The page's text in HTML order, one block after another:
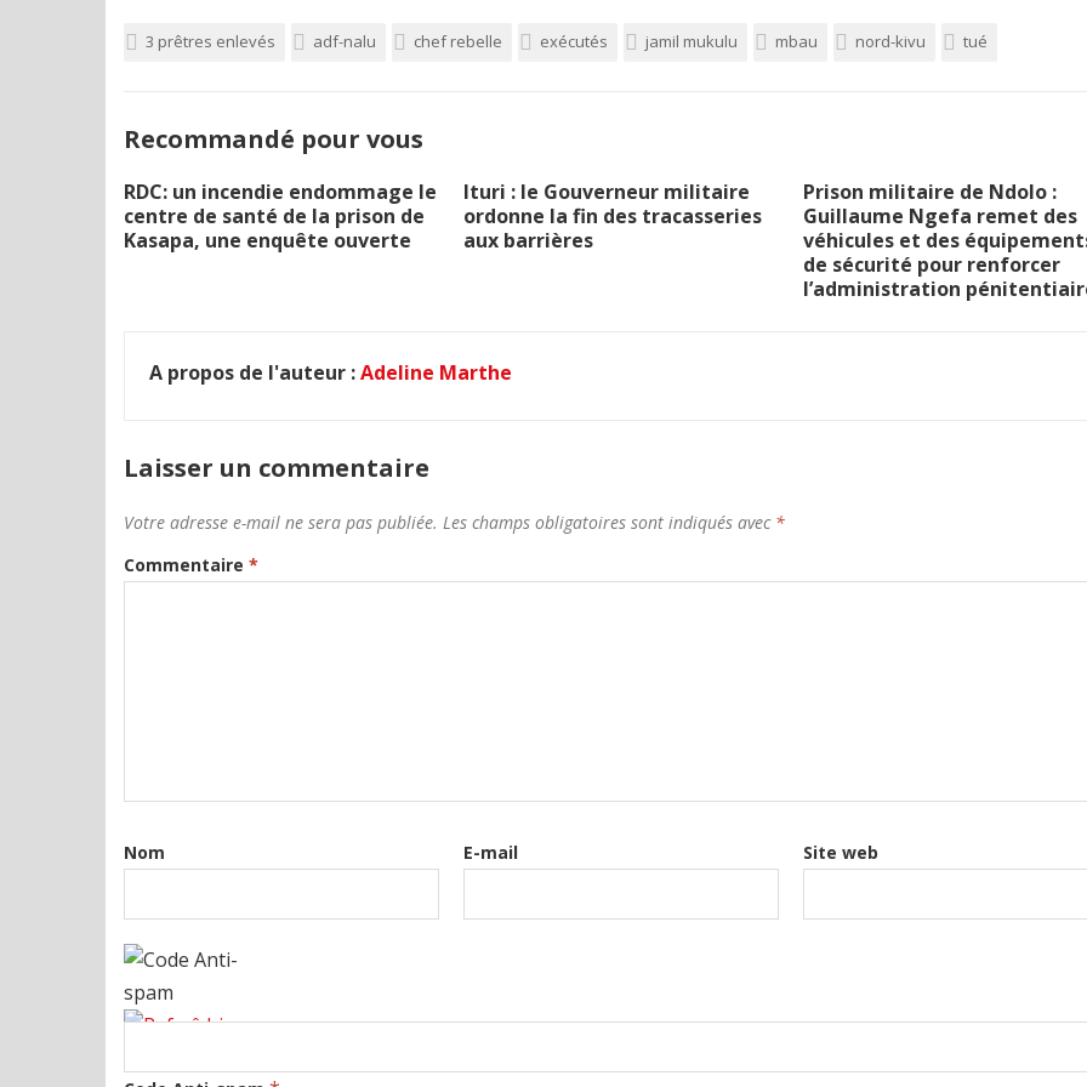
3 prêtres enlevés adf-nalu chef rebelle exécutés jamil mukulu mbau nord-kivu tué
Recommandé pour vous
RDC: un incendie endommage le
centre de santé de la prison de
Kasapa, une enquête ouverte
Ituri : le Gouverneur militaire
ordonne la fin des tracasseries
aux barrières
Prison militaire de Ndolo :
Guillaume Ngefa remet des
véhicules et des
de sécurité pour renforcer
l’administration
A propos de l'auteur :Adeline Marthe
Laisser un commentaire
Votre adresse e-mail ne sera pas publiée. Les champs obligatoires sont indiqués avec *
Commentaire *
Nom E-mail Site web